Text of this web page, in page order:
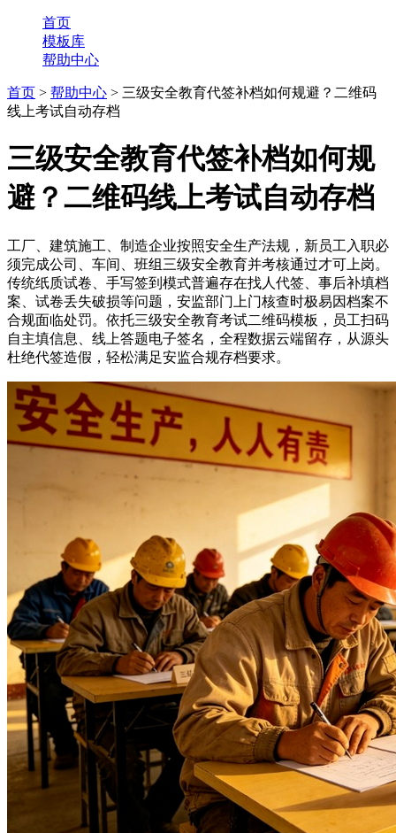
首页
模板库
帮助中心
首页 > 帮助中心 > 三级安全教育代签补档如何规避？二维码
线上考试自动存档
三级安全教育代签补档如何规
避？二维码线上考试自动存档
工厂、建筑施工、制造企业按照安全生产法规，新员工入职必
须完成公司、车间、班组三级安全教育并考核通过才可上岗。
传统纸质试卷、手写签到模式普遍存在找人代签、事后补填档
案、试卷丢失破损等问题，安监部门上门核查时极易因档案不
合规面临处罚。依托三级安全教育考试二维码模板，员工扫码
自主填信息、线上答题电子签名，全程数据云端留存，从源头
杜绝代签造假，轻松满足安监合规存档要求。